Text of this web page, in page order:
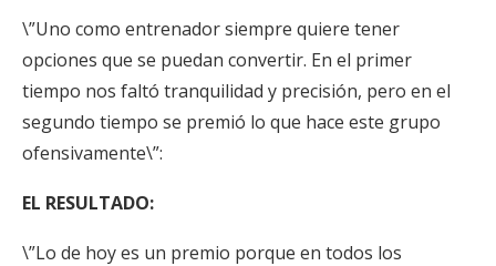
\”Uno como entrenador siempre quiere tener
opciones que se puedan convertir. En el primer
tiempo nos faltó tranquilidad y precisión, pero en el
segundo tiempo se premió lo que hace este grupo
ofensivamente\”:
EL RESULTADO:
\”Lo de hoy es un premio porque en todos los